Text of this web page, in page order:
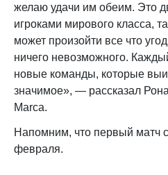
желаю удачи им обеим. Это
игроками мирового класса,
может произойти все что
ничего невозможного.
новые команды, которые
значимое», — рассказал
Marca.
Напомним, что первый матч
февраля.